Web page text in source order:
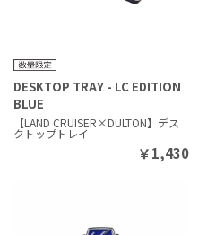
DESKTOP TRAY - LC EDITION
BLUE
【LAND CRUISER×DULTON】デス
クトップトレイ
￥1,430